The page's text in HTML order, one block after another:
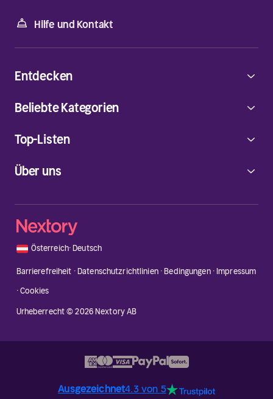
Hilfe und Kontakt
Über uns
Entdecken
Beliebte Kategorien
Top-Listen
🇦🇹 Österreich·Deutsch
Barrierefreiheit ·Datenschutzrichtlinien·Bedingungen· Impressum
·Cookies
Urheberrecht © 2026 Nextory AB
Ausgezeichnet4.3 von 5